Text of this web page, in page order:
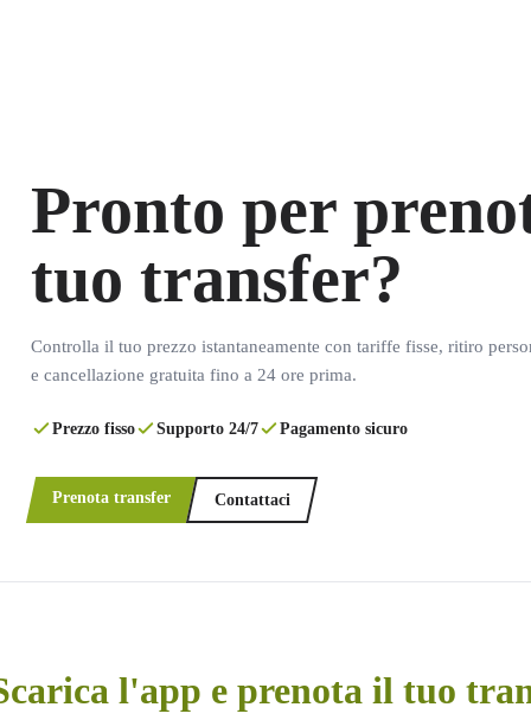
Pronto per
tuo transfer?
Controlla il tuo prezzo istantaneamente con tariffe fisse, ritiro
e cancellazione gratuita fino a 24 ore prima.
Prezzo fisso Supporto 24/7 Pagamento sicuro
Prenota transfer Contattaci
l'app e prenota il tuo